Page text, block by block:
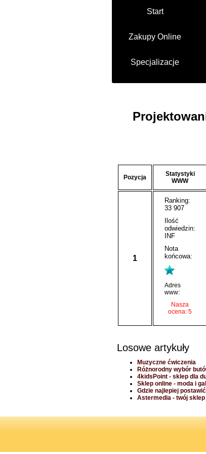
Start
Zakupy Online
Specjalizacje
Pozycja
Statystyki
WWW
1
Ranking:
33 907
Ilość
odwiedzin:
INF
Nota
końcowa:
Adres
www:
Nasza
ocena: 5
Losowe artykuły
Muzyczne ćwiczenia
Różnorodny wybór
4kidsPoint - sklep dla
Sklep online - moda i
Gdzie najlepiej
Astermedia - twój